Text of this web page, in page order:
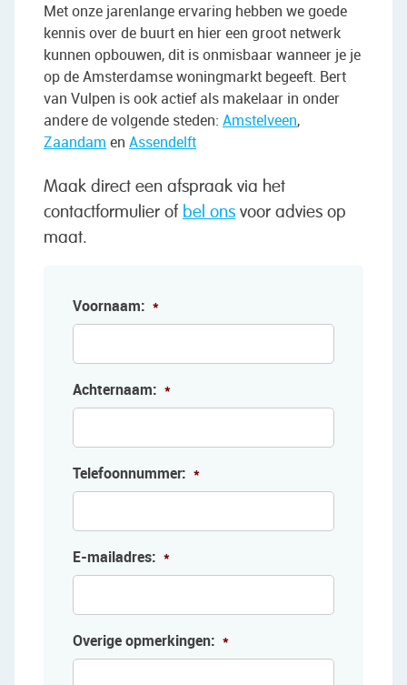
Met onze jarenlange ervaring hebben we goede
kennis over de buurt en hier een groot netwerk
kunnen opbouwen, dit is onmisbaar wanneer je je
op de Amsterdamse woningmarkt begeeft. Bert
van Vulpen is ook actief als makelaar in onder
andere de volgende steden: Amstelveen,
Zaandam en Assendelft
Maak direct een afspraak via het
contactformulier of bel ons voor advies op
maat.
Voornaam: *
Achternaam: *
Telefoonnummer: *
E-mailadres: *
Overige opmerkingen: *